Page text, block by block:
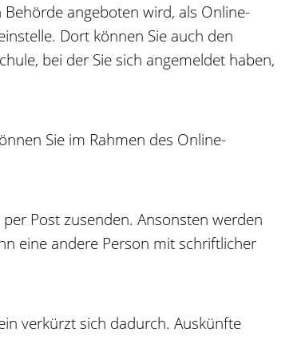
angeboten wird, als Online-
Dort können Sie auch den
bei der Sie sich angemeldet haben,
Sie im Rahmen des Online-
Post zusenden. Ansonsten werden
eine andere Person mit schriftlicher
verkürzt sich dadurch. Auskünfte